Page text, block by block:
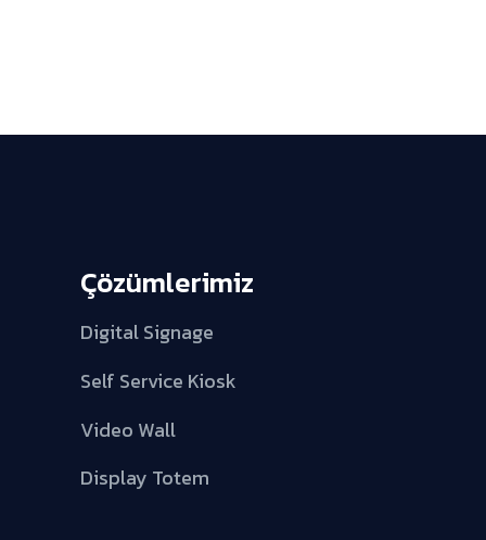
Çözümlerimiz
Digital Signage
Self Service Kiosk
Video Wall
Display Totem